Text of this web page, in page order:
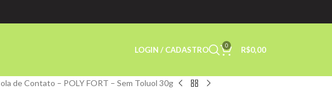
LOGIN / CADASTRO 0 R$0,00
de Contato – POLY FORT – Sem Toluol 30g